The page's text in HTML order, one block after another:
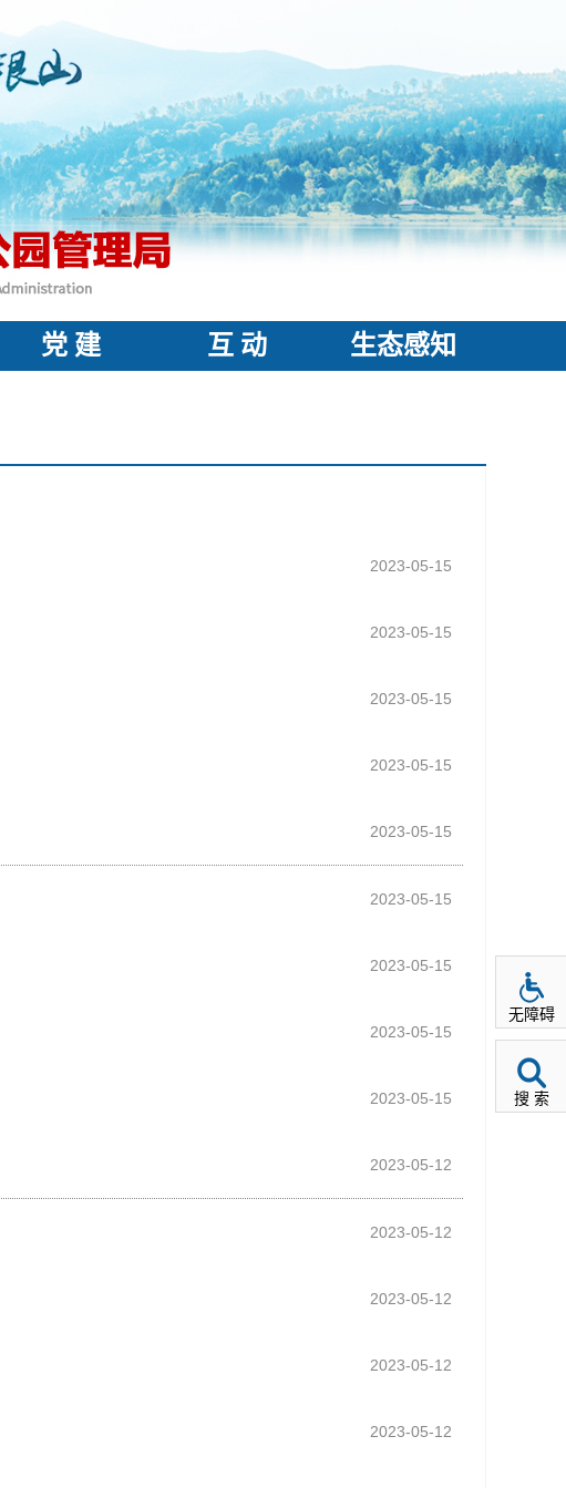
党 建 互 动 生态感知
2023-05-15
2023-05-15
2023-05-15
2023-05-15
2023-05-15
2023-05-15
2023-05-15
2023-05-15
2023-05-15
2023-05-12
2023-05-12
2023-05-12
2023-05-12
2023-05-12
无障碍
搜 索